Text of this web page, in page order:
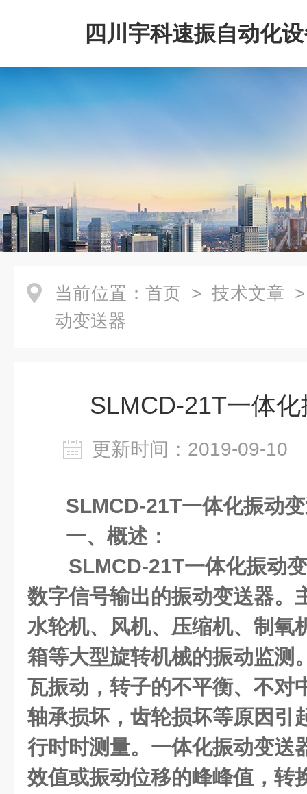
四川宇科速振自动化
公司
当前位置： 首页 > 技术文章
动变送器
SLMCD-21T一体
更新时间：2019-09-
SLMCD-21T一体化振动
一、概述：
SLMCD-21T一体化振动变
数字信号输出的振动变送器。
水轮机、风机、压缩机、制氧
箱等大型旋转机械的振动监测
瓦振动，转子的不平衡、不对
轴承损坏，齿轮损坏等原因引
行时时测量。一体化振动变送
效值或振动位移的峰峰值，转